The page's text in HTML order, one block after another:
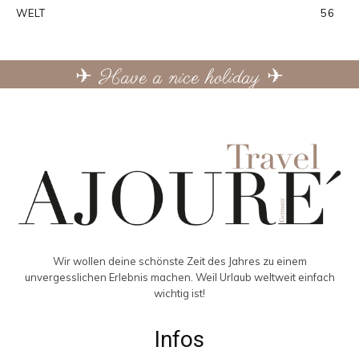
WELT
56
✈ Have a nice holiday ✈
Wir wollen deine schönste Zeit des Jahres zu einem
unvergesslichen Erlebnis machen. Weil Urlaub weltweit einfach
wichtig ist!
Infos